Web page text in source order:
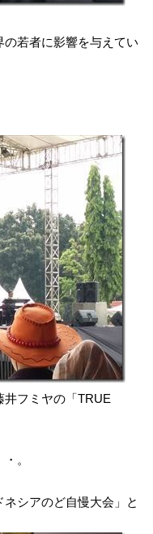
若者に影響を与えてい
井フミヤの「TRUE
。
シアのど自慢大会」と